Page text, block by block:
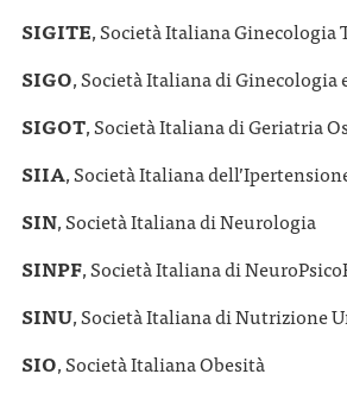
SIGITE, Società Italiana Ginecologia
SIGO, Società Italiana di Ginecologia
SIGOT, Società Italiana di Geriatria
SIIA, Società Italiana
SIN, Società Italiana di Neurologia
SINPF, Società Italiana di
SINU, Società Italiana di Nutrizione
SIO, Società Italiana Obesità